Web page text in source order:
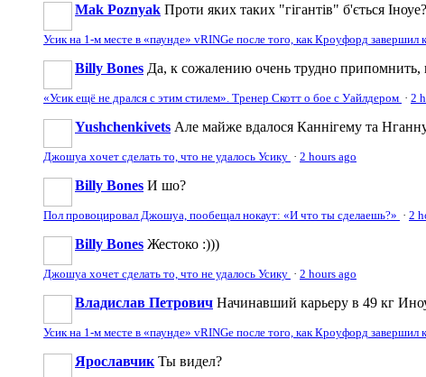
Mak Poznyak Проти яких таких "гігантів" б'ється
Усик на 1-м месте в «паунде» vRINGe после того, как Кроуфорд завершил
Billy Bones Да, к сожалению очень трудно припомнить,
«Усик ещё не дрался с этим стилем». Тренер Скотт о бое с Уайлдером · 2
Yushchenkivets Але майже вдалося Каннігему та
Джошуа хочет сделать то, что не удалось Усику · 2 hours ago
Billy Bones И шо?
Пол провоцировал Джошуа, пообещал нокаут: «И что ты сделаешь?» · 2
Billy Bones Жестоко :)))
Джошуа хочет сделать то, что не удалось Усику · 2 hours ago
Владислав Петрович Начинавший карьеру в 49 кг
Усик на 1-м месте в «паунде» vRINGe после того, как Кроуфорд завершил
Ярославчик Ты видел?